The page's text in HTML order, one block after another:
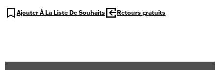
Ajouter À La Liste De Souhaits Retours gratuits